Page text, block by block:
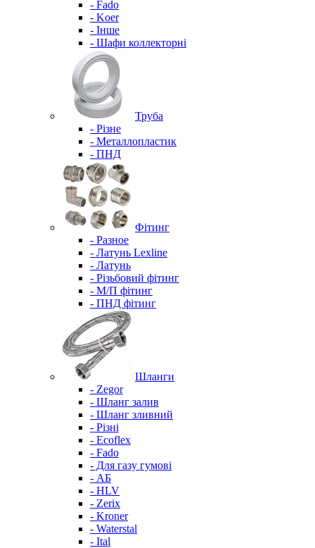
- Fado
- Koer
- Інше
- Шафи коллекторні
Труба
- Різне
- Металлопластик
- ПНД
Фітинг
- Разное
- Латунь Lexline
- Латунь
- Різьбовий фітинг
- М/П фітинг
- ПНД фітинг
Шланги
- Zegor
- Шланг залив
- Шланг зливний
- Різні
- Ecoflex
- Fado
- Для газу гумові
- АБ
- HLV
- Zerix
- Kroner
- Waterstal
- Ital